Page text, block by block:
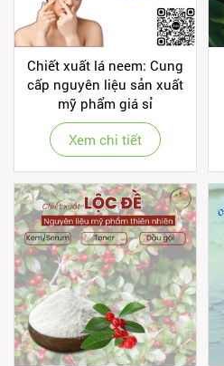
Chiết xuất lá neem: Cung
cấp nguyên liệu sản xuất
mỹ phẩm giá sỉ
Xem chi tiết